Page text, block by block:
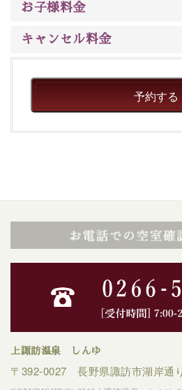
お子様料金
キャンセル料金
予約する
上諏訪温泉 しんゆ
〒392-0027 長野県諏訪市湖岸通